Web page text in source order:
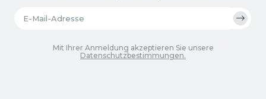
Mit Ihrer Anmeldung akzeptieren Sie unsere
Datenschutzbestimmungen.